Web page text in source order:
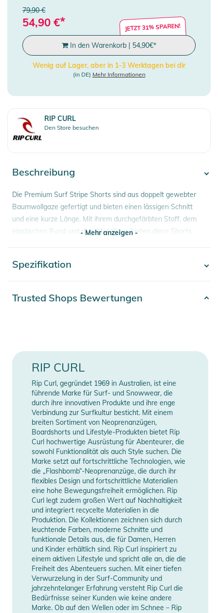
79,90 €
54,90 €* JETZT 31% SPAREN!
In den Warenkorb | 54,90€*
Wenig auf Lager, aber in 1-3 Werktagen bei dir
(in DE) Mehr Informationen
RIP CURL
Den Store besuchen
Beschreibung
Die Premium Surf Stripe Shorts sind aus doppelt gewebter
Baumwollgaze gefertigt und bieten einen lässigen Schnitt
und eine kurze Länge. Mit ihrem durchgefärbten Stoff, dem
elastischen Bund und dem Metalllogo bieten diese Shorts
Eigenschaften:
- STRETCH CORDURA POLYAMIDE
- Wasserabweisende DWR-Behandlung
- Interner Kordelzug
- Reißverschlusstaschen
- Silikon-Zeichen
Produktinformationen und
Sicherheitshinweise
Gebrauchsanweisungen, Sicherheitshinweise und Warnungen
finden Sie direkt am Produkt.
- Mehr anzeigen -
Spezifikation
Gender
Erscheinungsjahr 2026
Manufacturer
Information
Herstellerangaben
anzeigen
Trusted Shops Bewertungen
RIP CURL
Rip Curl, gegründet 1969 in Australien, ist eine
führende Marke für Surf- und Snowwear, die
durch ihre innovativen Produkte und ihre enge
Verbindung zur Surfkultur besticht. Mit einem
breiten Sortiment von Neoprenanzügen,
Boardshorts und Lifestyle-Produkten bietet Rip
Curl hochwertige Ausrüstung für Abenteurer, die
sowohl Funktionalität als auch Style suchen. Die
Marke setzt auf fortschrittliche Technologien, wie
die „Flashbomb“-Neoprenanzüge, die durch ihr
flexibles Design und fortschrittliche Materialien
eine hohe Bewegungsfreiheit ermöglichen. Rip
Curl legt zudem großen Wert auf Nachhaltigkeit
und integriert recycelte Materialien in die
Produktion. Die Kollektionen zeichnen sich durch
leuchtende Farben, moderne Schnitte und
funktionale Details aus, die für Damen, Herren
und Kinder erhältlich sind. Rip Curl inspiriert zu
einem aktiven Lifestyle und spricht alle an, die die
Freiheit des Abenteuers suchen. Mit einer tiefen
Verwurzelung in der Surf-Community und
jahrzehntelanger Erfahrung versteht Rip Curl die
Bedürfnisse seiner Kunden wie keine andere
Marke. Ob auf den Wellen oder im Schnee – Rip